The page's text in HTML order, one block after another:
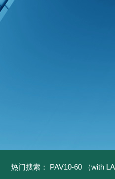
热门搜索： PAV10-60 （with